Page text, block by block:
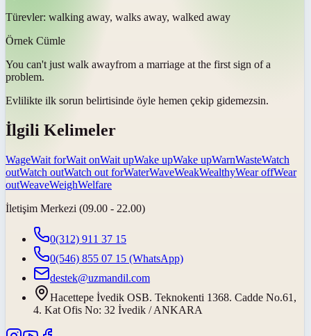
Türevler: walking away, walks away, walked away
Örnek Cümle
You can't just walk awayfrom a marriage at the first sign of a
problem.
Evlilikte ilk sorun belirtisinde öyle hemen çekip gidemezsin.
İlgili Kelimeler
WageWait forWait onWait upWake upWake upWarnWasteWatch
outWatch outWatch out forWaterWaveWeakWealthyWear offWear
outWeaveWeighWelfare
İletişim Merkezi (09.00 - 22.00)
0(312) 911 37 15
0(546) 855 07 15 (WhatsApp)
destek@uzmandil.com
Hacettepe İvedik OSB. Teknokenti 1368. Cadde No.61,
4. Kat Ofis No: 32 İvedik / ANKARA